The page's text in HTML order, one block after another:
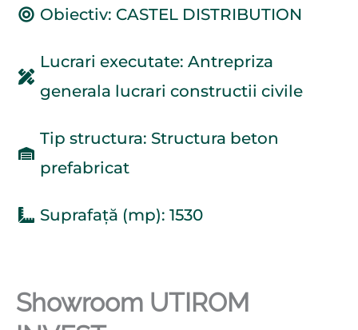
Obiectiv: CASTEL DISTRIBUTION
Lucrari executate: Antrepriza
generala lucrari constructii civile
Tip structura: Structura beton
prefabricat
Suprafață (mp): 1530
Showroom UTIROM